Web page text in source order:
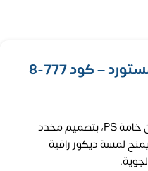
لوح بديل خشب كوري مستورد من خامة PS، بتصميم مخدد
20 سم وسُمك 12 مم، يمنح لمسة ديكور راقية